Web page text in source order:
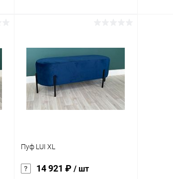
Купить в 1 клик Сравнение
В избранное Под заказ
характеристика:
опоры золото
Пуф LUI XL
14 921 ₽ / шт